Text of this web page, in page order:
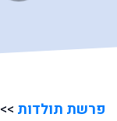
פרשת תולדות >>